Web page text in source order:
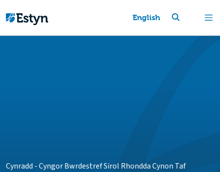
English
Cynradd -Cyngor Bwrdestref Sirol Rhondda Cynon Taf